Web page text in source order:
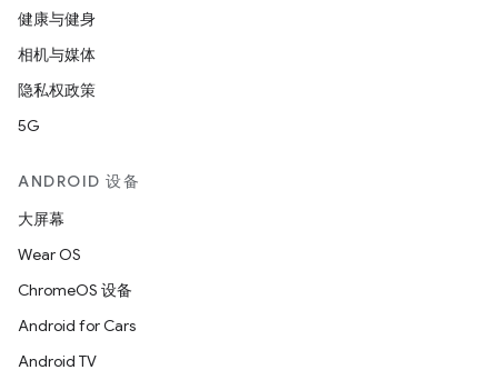
健康与健身
相机与媒体
隐私权政策
5G
ANDROID 设备
大屏幕
Wear OS
ChromeOS 设备
Android for Cars
Android TV